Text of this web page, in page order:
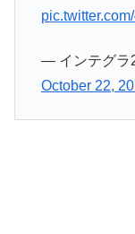
— インテグラ
October 22,